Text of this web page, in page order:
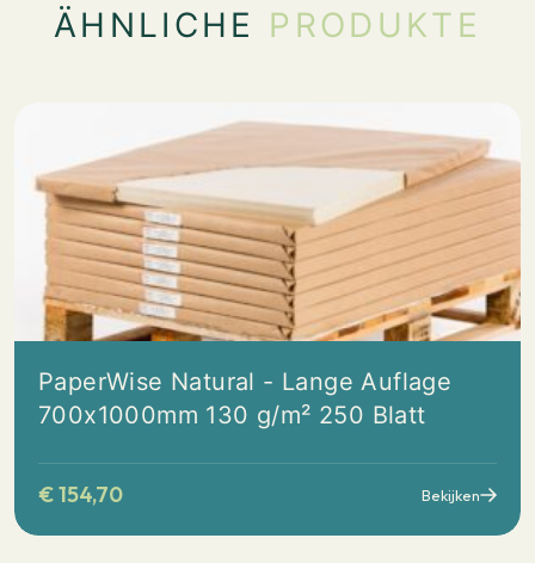
ÄHNLICHE PRODUKTE
PaperWise Natural - Lange Auflage
700x1000mm 130 g/m² 250 Blatt
€154,70 Bekijken